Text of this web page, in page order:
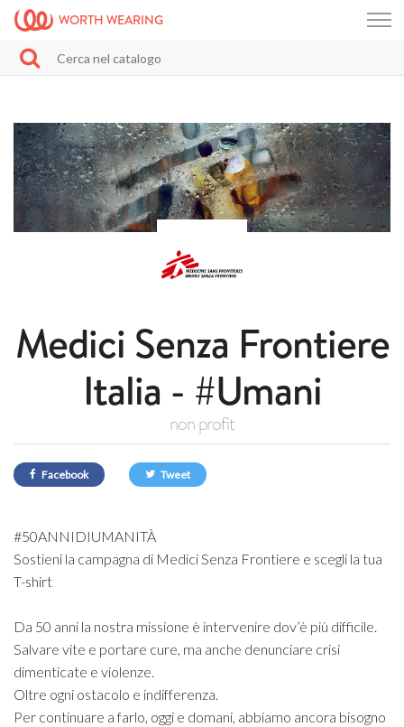
WORTH WEARING
Medici Senza Frontiere
Italia - #Umani
non profit
Facebook Tweet
#50ANNIDIUMANITÀ
Sostieni la campagna di MediciSenza Frontiere e scegli la tua
T-shirt
Da 50 anni la nostra missione è intervenire dov’è più difficile.
Salvare vite e portare cure, ma anche denunciare crisi
dimenticate e violenze.
Oltre ogni ostacolo e indifferenza.
Per continuare a farlo, oggi e domani, abbiamo ancora bisogno